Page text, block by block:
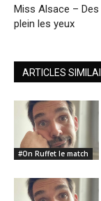
Miss Alsace –
plein les yeux
ARTICLES
#On Ruffet le match